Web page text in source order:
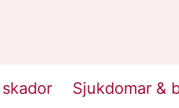
Sjukdomar &